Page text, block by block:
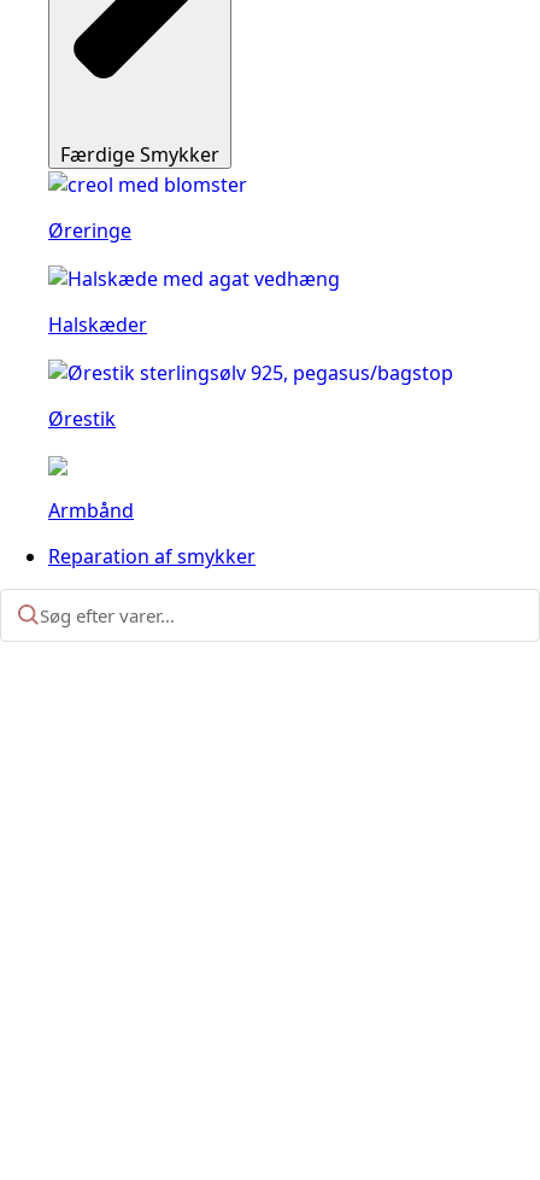
Færdige Smykker
Øreringe
Halskæder
Ørestik
Armbånd
Reparation af smykker